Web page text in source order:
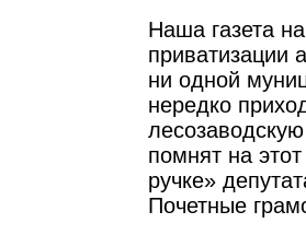
Наша газета
приватизации
ни одной
нередко
помнят на
ручке»
Почетные